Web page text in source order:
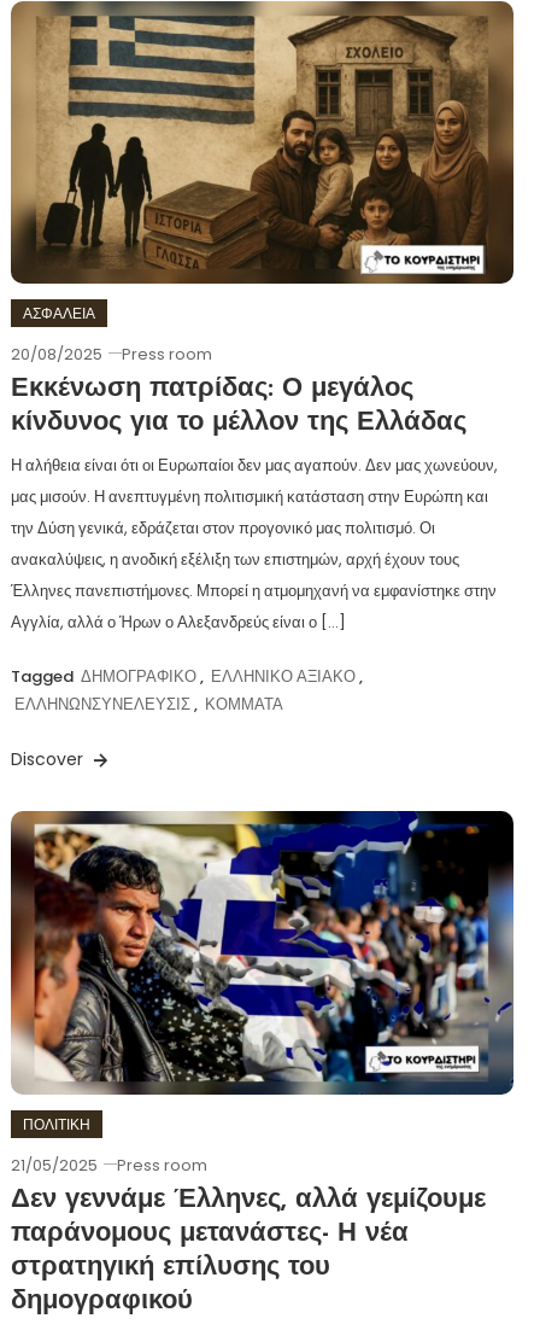
ΑΣΦΑΛΕΙΑ
20/08/2025 Press room
Εκκένωση πατρίδας: Ο μεγάλος
κίνδυνος για το μέλλον της Ελλάδας
Η αλήθεια είναι ότι οι Ευρωπαίοι δεν μας αγαπούν. Δεν μας χωνεύουν,
μας μισούν. Η ανεπτυγμένη πολιτισμική κατάσταση στην Ευρώπη και
την Δύση γενικά, εδράζεται στον προγονικό μας πολιτισμό. Οι
ανακαλύψεις, η ανοδική εξέλιξη των επιστημών, αρχή έχουν τους
Έλληνες πανεπιστήμονες. Μπορεί η ατμομηχανή να εμφανίστηκε στην
Αγγλία, αλλά ο Ήρων ο Αλεξανδρεύς είναι ο […]
Tagged ΔΗΜΟΓΡΑΦΙΚΟ, ΕΛΛΗΝΙΚΟ ΑΞΙΑΚΟ,
ΕΛΛΗΝΩΝΣΥΝΕΛΕΥΣΙΣ, ΚΟΜΜΑΤΑ
Discover
ΠΟΛΙΤΙΚΗ
21/05/2025 Press room
Δεν γεννάμε Έλληνες, αλλά γεμίζουμε
παράνομους μετανάστες- Η νέα
στρατηγική επίλυσης του
δημογραφικού